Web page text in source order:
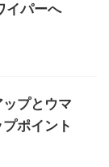
イパーへ
プとウマ
ポイント